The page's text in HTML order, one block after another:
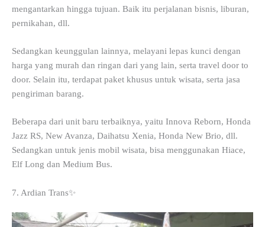
mengantarkan hingga tujuan. Baik itu perjalanan bisnis, liburan,
pernikahan, dll.
Sedangkan keunggulan lainnya, melayani lepas kunci dengan
harga yang murah dan ringan dari yang lain, serta travel door to
door. Selain itu, terdapat paket khusus untuk wisata, serta jasa
pengiriman barang.
Beberapa dari unit baru terbaiknya, yaitu Innova Reborn, Honda
Jazz RS, New Avanza, Daihatsu Xenia, Honda New Brio, dll.
Sedangkan untuk jenis mobil wisata, bisa menggunakan Hiace,
Elf Long dan Medium Bus.
7. Ardian Trans✨